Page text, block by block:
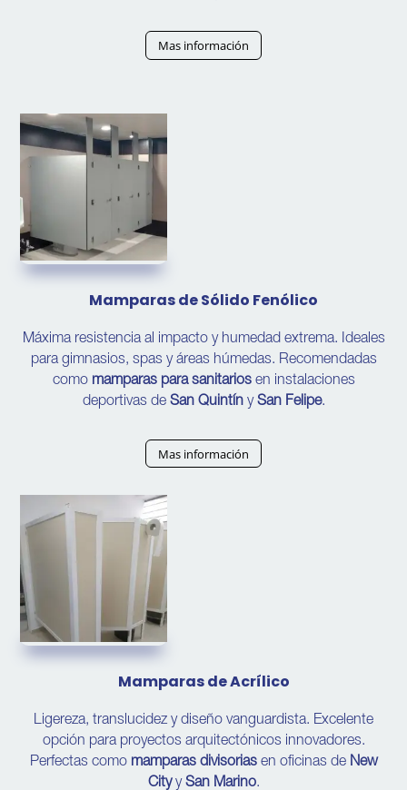
Mas información
Mamparas de Sólido Fenólico
Máxima resistencia al impacto y humedad extrema. Ideales
para gimnasios, spas y áreas húmedas. Recomendadas
como mamparas para sanitariosen instalaciones
deportivas de San Quintíny San Felipe.
Mas información
Mamparas de Acrílico
Ligereza, translucidez y diseño vanguardista. Excelente
opción para proyectos arquitectónicos innovadores.
Perfectas como mamparas divisoriasen oficinas de New
Cityy San Marino.